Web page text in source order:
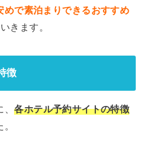
めで素泊まりできるおすすめ
きます。
徴
、各ホテル予約サイトの特徴